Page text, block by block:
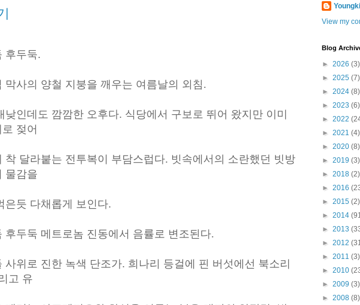
후두둑.
막사의 양철 지붕을 깨우는 여름날의 외침.
낮인데도 깜깜한 오후다. 식당에서 구보로 뛰어 왔지만 이미
젖어
착 달라붙는 전투복이 부담스럽다. 빗속에서의 소란했던 빗방
물감을
은듯 다채롭게 보인다.
후두둑 메트로놈 진동에서 음률로 변조된다.
사위로 진한 녹색 단조가. 희나리 등걸에 핀 버섯에선 북소리
고 유
View my
Blog
► 2026 (3)
► 2025 (7)
► 2024 (8)
► 2023 (6)
► 2022
► 2021 (4)
► 2020 (8)
► 2019 (3)
► 2018 (2)
► 2016
► 2015 (2)
► 2014
► 2013
► 2012
► 2011 (3)
► 2010
► 2009 (3)
► 2008 (8)